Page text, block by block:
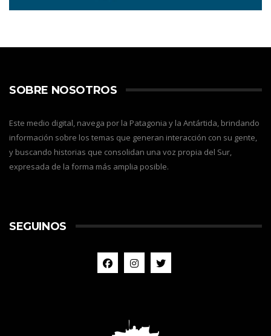
SOBRE NOSOTROS
Este medio digital, navega por la Patagonia y la Antártida, brindando
información sobre los temas que generan interacción con su gente,
y buscando historias que consolidan una voz propia del Sur,
expresada de la forma más amplia posible.
SEGUINOS